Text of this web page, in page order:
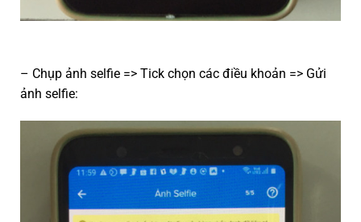
– Chụp ảnh selfie => Tick chọn các điều khoản => Gửi
ảnh selfie: